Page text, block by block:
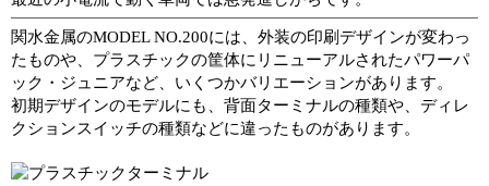
関水金属のMODEL NO.200には、外装の印刷デザインが変わっ
たものや、プラスチックの筐体にリニューアルされたパワーパ
ック・ジュニアなど、いくつかバリエーションがあります。
初期デザインのモデルにも、背面ターミナルの種類や、ディレ
クションスイッチの種類などに違ったものがあります。